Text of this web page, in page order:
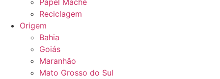
Papel Machê
Reciclagem
Origem
Bahia
Goiás
Maranhão
Mato Grosso do Sul